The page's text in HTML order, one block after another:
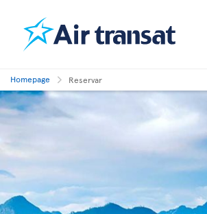
Homepage Reservar